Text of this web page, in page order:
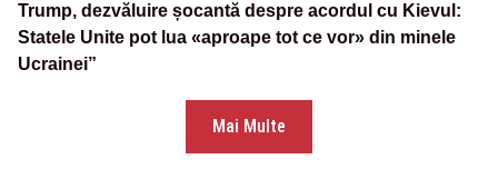
Trump, dezvăluire șocantă despre acordul cu Kievul:
Statele Unite pot lua «aproape tot ce vor» din minele
Ucrainei”
Mai Multe